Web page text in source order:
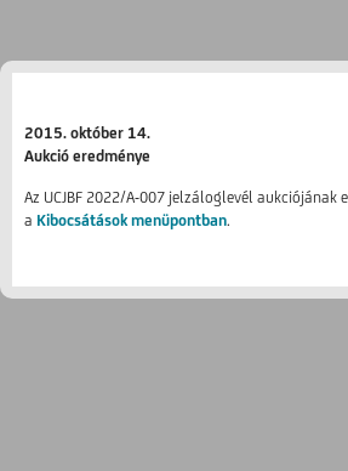
2015. október 14.
Aukció eredménye
Az UCJBF 2022/A-007 jelzáloglevél aukciójának
a Kibocsátások menüpontban.